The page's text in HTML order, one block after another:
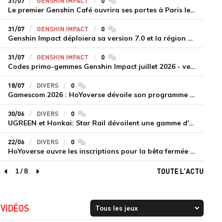
Le premier Genshin Café ouvrira ses portes à Paris le 14 août
31/07 GENSHIN IMPACT 0commentaires
Genshin Impact déploiera sa version 7.0 et la région de Snezhnaya le 12 août
31/07 GENSHIN IMPACT 0commentaires
Codes primo-gemmes Genshin Impact juillet 2026 - version 7.0
18/07 DIVERS 0commentaires
Gamescom 2026 : HoYoverse dévoile son programme et présente deux nouveaux jeux inédits
30/06 DIVERS 0commentaires
UGREEN et Honkai: Star Rail dévoilent une gamme d'accessoires de recharge en édition limitée
22/06 DIVERS 0commentaires
HoYoverse ouvre les inscriptions pour la bêta fermée de Honkai : Nexus Anima
page précédente
1/8
page suivante
TOUTE L'ACTU
VIDÉOS